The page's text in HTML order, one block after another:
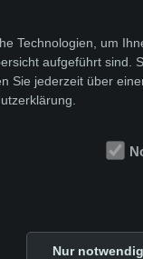
Technologien, um
aufgeführt sind.
Sie jederzeit über
Nur